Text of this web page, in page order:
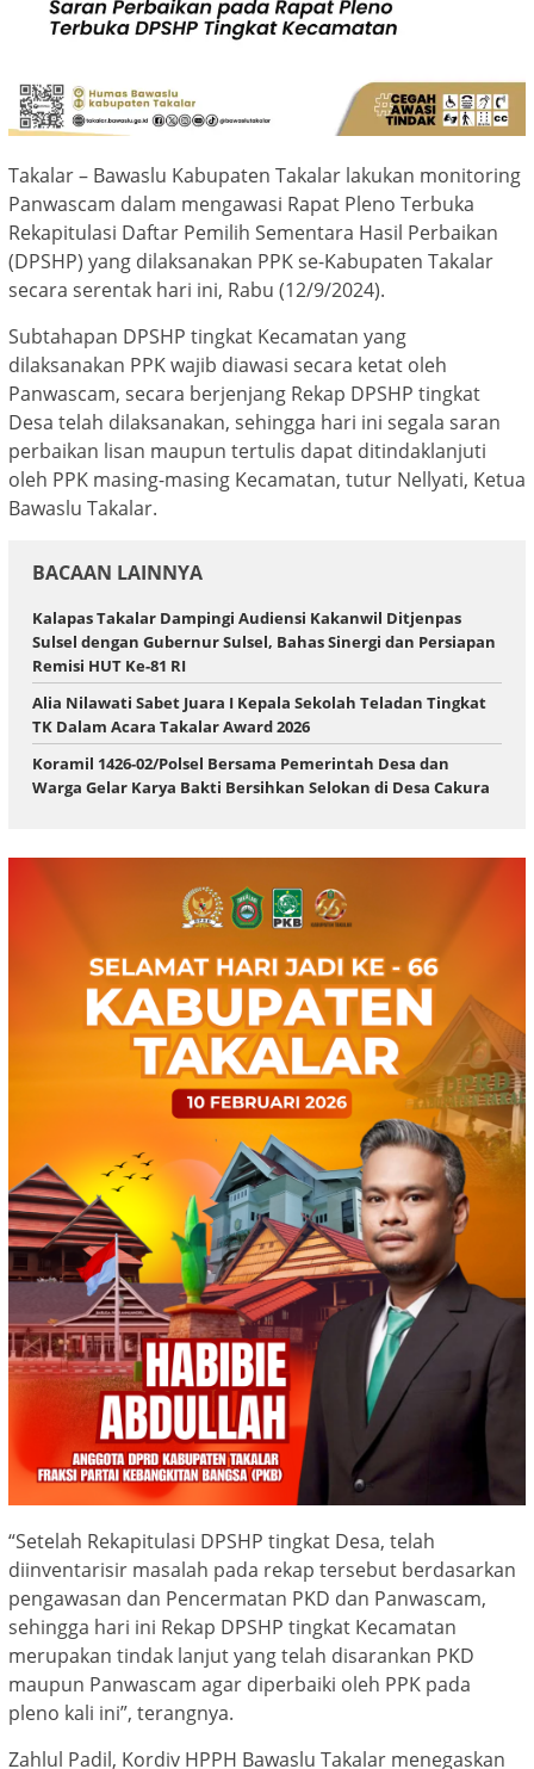
Takalar – Bawaslu Kabupaten Takalar lakukan monitoring
Panwascam dalam mengawasi Rapat Pleno Terbuka
Rekapitulasi Daftar Pemilih Sementara Hasil Perbaikan
(DPSHP) yang dilaksanakan PPK se-Kabupaten Takalar
secara serentak hari ini, Rabu (12/9/2024).
Subtahapan DPSHP tingkat Kecamatan yang
dilaksanakan PPK wajib diawasi secara ketat oleh
Panwascam, secara berjenjang Rekap DPSHP tingkat
Desa telah dilaksanakan, sehingga hari ini segala saran
perbaikan lisan maupun tertulis dapat ditindaklanjuti
oleh PPK masing-masing Kecamatan, tutur Nellyati, Ketua
Bawaslu Takalar.
BACAAN LAINNYA
Kalapas Takalar Dampingi Audiensi Kakanwil Ditjenpas
Sulsel dengan Gubernur Sulsel, Bahas Sinergi dan Persiapan
Remisi HUT Ke-81 RI
Alia Nilawati Sabet Juara I Kepala Sekolah Teladan Tingkat
TK Dalam Acara Takalar Award 2026
Koramil 1426-02/Polsel Bersama Pemerintah Desa dan
Warga Gelar Karya Bakti Bersihkan Selokan di Desa Cakura
“Setelah Rekapitulasi DPSHP tingkat Desa, telah
diinventarisir masalah pada rekap tersebut berdasarkan
pengawasan dan Pencermatan PKD dan Panwascam,
sehingga hari ini Rekap DPSHP tingkat Kecamatan
merupakan tindak lanjut yang telah disarankan PKD
maupun Panwascam agar diperbaiki oleh PPK pada
pleno kali ini”, terangnya.
Zahlul Padil, Kordiv HPPH Bawaslu Takalar menegaskan